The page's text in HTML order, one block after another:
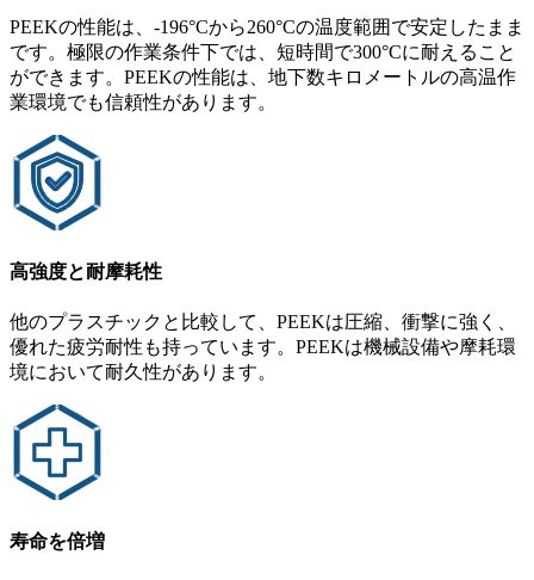
PEEKの性能は、-196°Cから260°Cの温度範囲で安定したまま
です。極限の作業条件下では、短時間で300°Cに耐えること
ができます。PEEKの性能は、地下数キロメートルの高温作
業環境でも信頼性があります。
高強度と耐摩耗性
他のプラスチックと比較して、PEEKは圧縮、衝撃に強く、
優れた疲労耐性も持っています。PEEKは機械設備や摩耗環
境において耐久性があります。
寿命を倍増